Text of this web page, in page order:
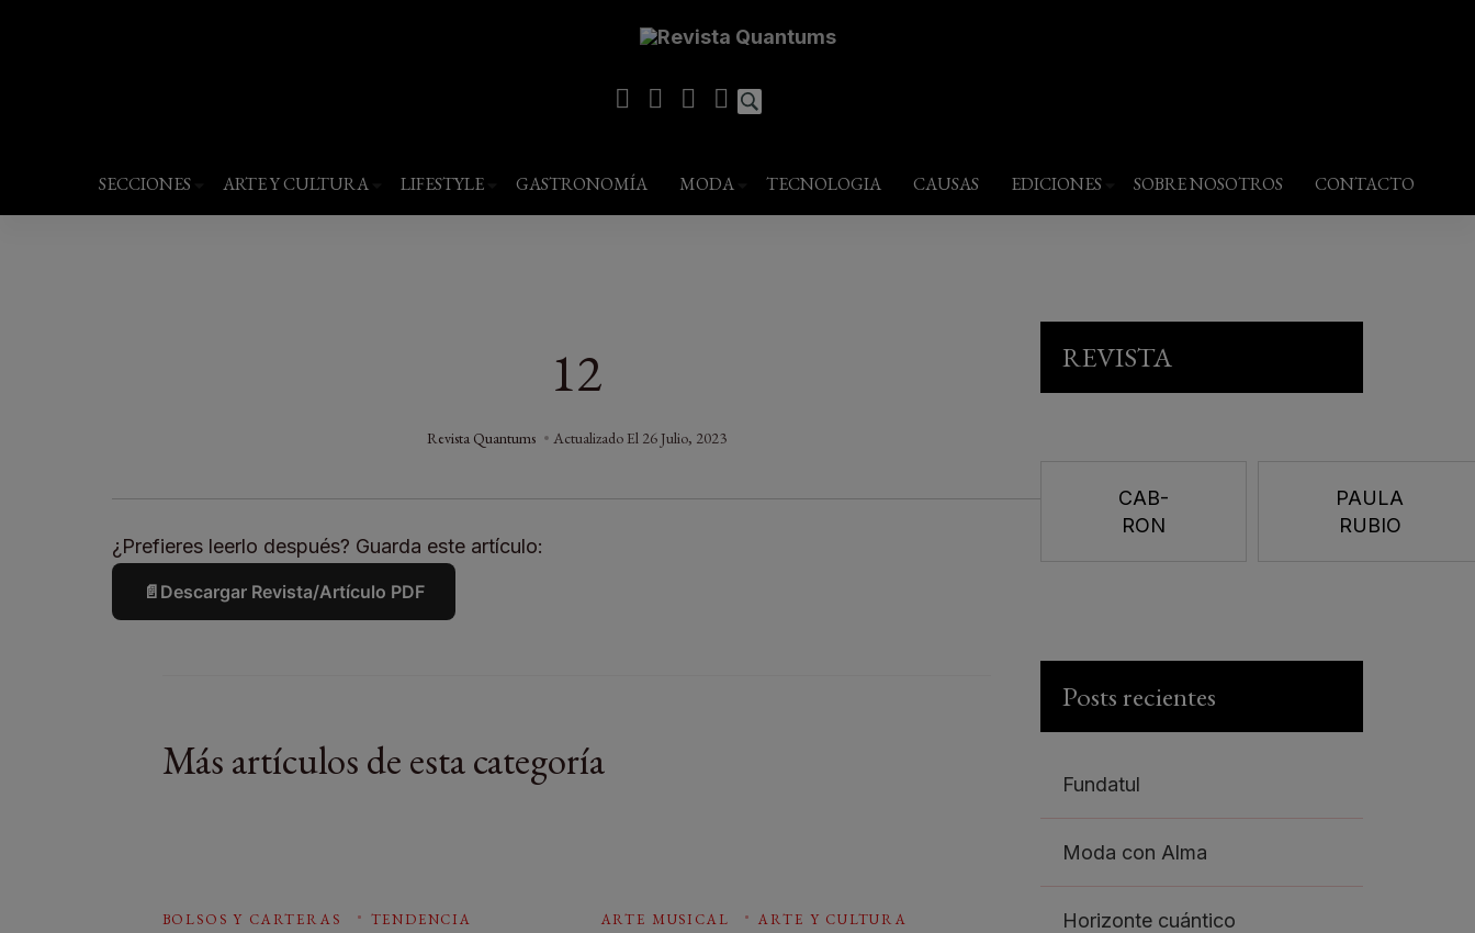
SECCIONES ARTE Y CULTURA LIFESTYLE GASTRONOMÍA MODA TECNOLOGIA CAUSAS EDICIONES SOBRE NOSOTROS CONTACTO
12
Revista Quantums Actualizado El 26 Julio, 2023
¿Prefieres leerlo después? Guarda este artículo:
📄 Descargar Revista/Artículo PDF
Más artículos de esta categoría
BOLSOS Y CARTERAS TENDENCIA ARTE MUSICAL ARTE Y CULTURA
REVISTA
CAB-
RON
PAULA
RUBIO
Posts recientes
Fundatul
Moda con Alma
Horizonte cuántico